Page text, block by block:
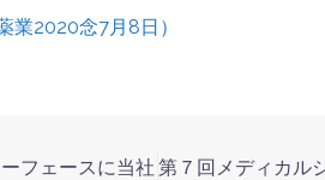
業2020念7月8日）
フェースに当社 第７回メディカル